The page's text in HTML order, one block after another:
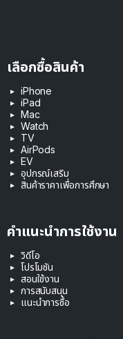
เลือกซื้อสินค้า
iPhone
iPad
Mac
Watch
TV
AirPods
EV
อุปกรณ์เสริม
สินค้าราคาเพื่อการศึกษา
คำแนะนำการใช้งาน
วิดีโอ
โปรโมชัน
สอนใช้งาน
การสนับสนุน
แนะนำการซื้อ